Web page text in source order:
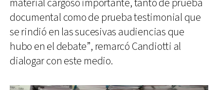
material cargoso importante, tanto de prueba
documental como de prueba testimonial que
se rindió en las sucesivas audiencias que
hubo en el debate”, remarcó Candiotti al
dialogar con este medio.